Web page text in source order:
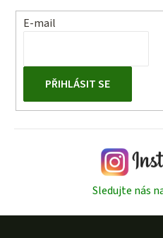
E-mail
PŘIHLÁSIT SE
Sledujte nás